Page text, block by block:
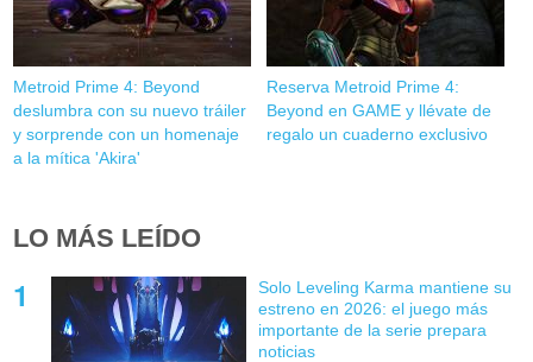
Metroid Prime 4: Beyond
deslumbra con su nuevo tráiler
y sorprende con un homenaje
a la mítica 'Akira'
Reserva Metroid Prime 4:
Beyond en GAME y llévate de
regalo un cuaderno exclusivo
LO MÁS LEÍDO
Solo Leveling Karma mantiene su
estreno en 2026: el juego más
importante de la serie prepara
noticias